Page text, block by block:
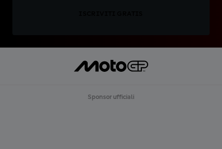
Sponsor ufficiali